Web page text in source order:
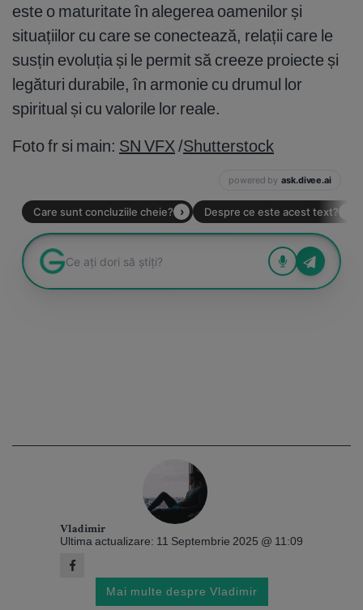
este o maturitate în alegerea oamenilor și
situațiilor cu care se conectează, relații care le
susțin evoluția și le permit să creeze proiecte și
legături durabile, în armonie cu drumul lor
spiritual și cu valorile lor reale.
Foto fr si main: SN VFX/Shutterstock
Vladimir
Ultima actualizare: 11 Septembrie 2025 @ 11:09
Mai multe despre Vladimir